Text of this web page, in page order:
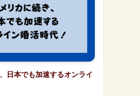
日本でも加速するオンライ